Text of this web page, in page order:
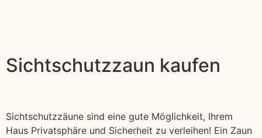
Sichtschutzzaun kaufen
Sichtschutzzäune sind eine gute Möglichkeit, Ihrem
Haus Privatsphäre und Sicherheit zu verleihen! Ein Zaun